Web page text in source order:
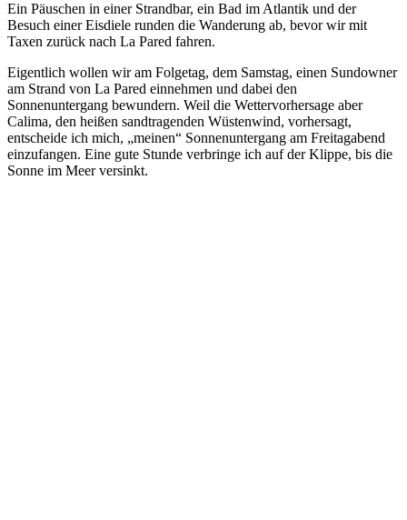
Ein Päuschen in einer Strandbar, ein Bad im Atlantik und der
Besuch einer Eisdiele runden die Wanderung ab, bevor wir mit
Taxen zurück nach La Pared fahren.
Eigentlich wollen wir am Folgetag, dem Samstag, einen Sundowner
am Strand von La Pared einnehmen und dabei den
Sonnenuntergang bewundern. Weil die Wettervorhersage aber
Calima, den heißen sandtragenden Wüstenwind, vorhersagt,
entscheide ich mich, „meinen“ Sonnenuntergang am Freitagabend
einzufangen. Eine gute Stunde verbringe ich auf der Klippe, bis die
Sonne im Meer versinkt.